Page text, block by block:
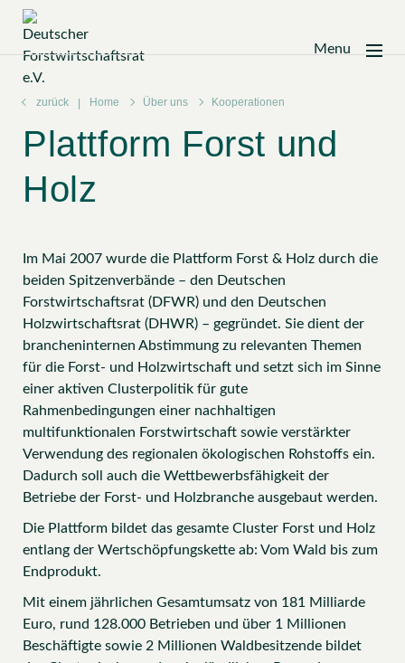
Zum
Inhalt
springen
Menu
zurück Home Über uns Kooperationen
Plattform Forst und
Holz
Im Mai 2007 wurde die Plattform Forst & Holz durch die
beiden Spitzenverbände – den Deutschen
Forstwirtschaftsrat (DFWR) und den Deutschen
Holzwirtschaftsrat (DHWR) – gegründet. Sie dient der
brancheninternen Abstimmung zu relevanten Themen
für die Forst- und Holzwirtschaft und setzt sich im Sinne
einer aktiven Clusterpolitik für gute
Rahmenbedingungen einer nachhaltigen
multifunktionalen Forstwirtschaft sowie verstärkter
Verwendung des regionalen ökologischen Rohstoffs ein.
Dadurch soll auch die Wettbewerbsfähigkeit der
Betriebe der Forst- und Holzbranche ausgebaut werden.
Die Plattform bildet das gesamte Cluster Forst und Holz
entlang der Wertschöpfungskette ab: Vom Wald bis zum
Endprodukt.
Mit einem jährlichen Gesamtumsatz von 181 Milliarde
Euro, rund 128.000 Betrieben und über 1 Millionen
Beschäftigte sowie 2 Millionen Waldbesitzende bildet